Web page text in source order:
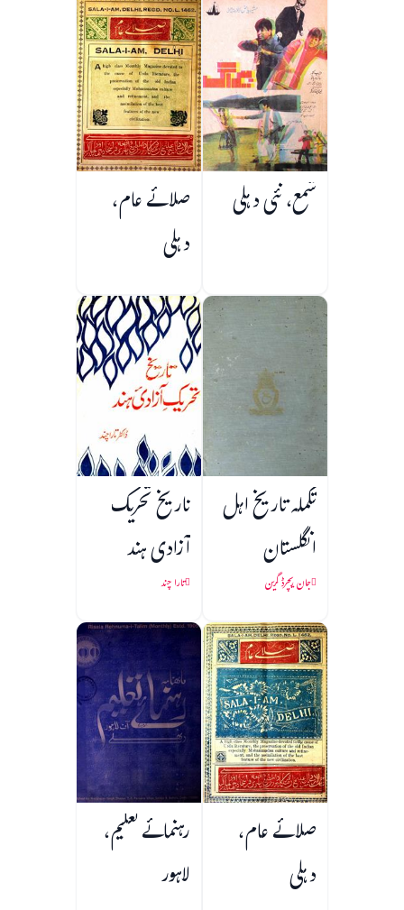
کونٹینینٹ
شمع، نئی دہلی صلائے عام،
دہلی
تکملہ تاریخ اہل
انگلستان
جان ریچرڈ گرین
تاریخ تحریک
آزادی ہند
تارا چند
صلائے عام،
دہلی
رہنمائے تعلیم،
لاہور